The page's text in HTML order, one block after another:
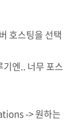
호스팅을 선택
엔.. 너무 포스
-> 원하는